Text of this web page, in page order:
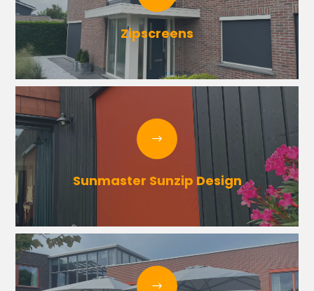
Zipscreens
Sunmaster Sunzip Design